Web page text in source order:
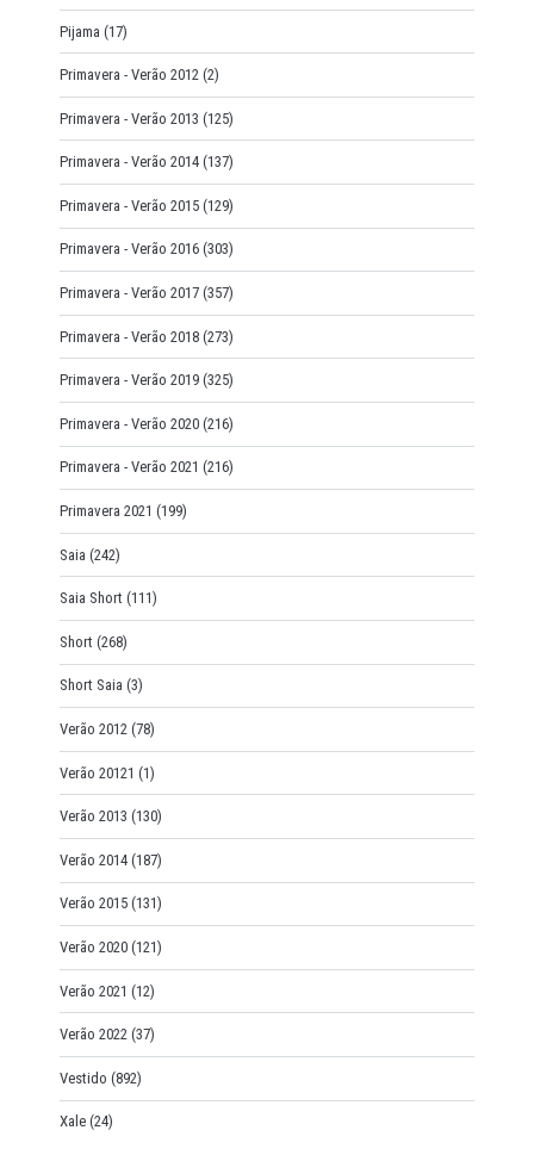
Pijama (17)
Primavera - Verão 2012 (2)
Primavera - Verão 2013 (125)
Primavera - Verão 2014 (137)
Primavera - Verão 2015 (129)
Primavera - Verão 2016 (303)
Primavera - Verão 2017 (357)
Primavera - Verão 2018 (273)
Primavera - Verão 2019 (325)
Primavera - Verão 2020 (216)
Primavera - Verão 2021 (216)
Primavera 2021 (199)
Saia (242)
Saia Short (111)
Short (268)
Short Saia (3)
Verão 2012 (78)
Verão 20121 (1)
Verão 2013 (130)
Verão 2014 (187)
Verão 2015 (131)
Verão 2020 (121)
Verão 2021 (12)
Verão 2022 (37)
Vestido (892)
Xale (24)